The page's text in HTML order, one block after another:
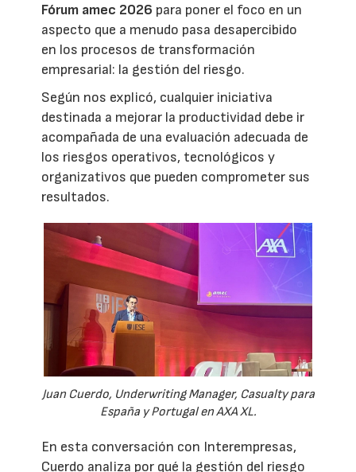
Fórum amec 2026 para poner el foco en un
aspecto que a menudo pasa desapercibido
en los procesos de transformación
empresarial: la gestión del riesgo.
Según nos explicó, cualquier iniciativa
destinada a mejorar la productividad debe ir
acompañada de una evaluación adecuada de
los riesgos operativos, tecnológicos y
organizativos que pueden comprometer sus
resultados.
Juan Cuerdo, Underwriting Manager, Casualty para
España y Portugal en AXA XL.
En esta conversación con Interempresas,
Cuerdo analiza por qué la gestión del riesgo